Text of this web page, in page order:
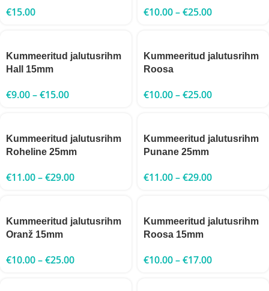
€15.00 €10.00–€25.00
Kummeeritud jalutusrihm
Hall 15mm
€9.00–€15.00
Kummeeritud jalutusrihm
Roosa
€10.00–€25.00
Kummeeritud jalutusrihm
Roheline 25mm
€11.00–€29.00
Kummeeritud jalutusrihm
Punane 25mm
€11.00–€29.00
Kummeeritud jalutusrihm
Oranž 15mm
€10.00–€25.00
Kummeeritud jalutusrihm
Roosa 15mm
€10.00–€17.00